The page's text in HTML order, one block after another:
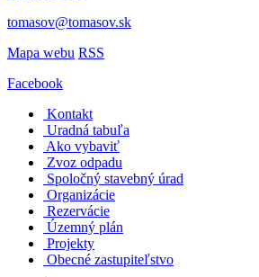
tomasov@tomasov.sk
Mapa webu RSS
Facebook
Kontakt
Uradná tabuľa
Ako vybaviť
Zvoz odpadu
Spoločný stavebný úrad
Organizácie
Rezervácie
Územný plán
Projekty
Obecné zastupiteľstvo